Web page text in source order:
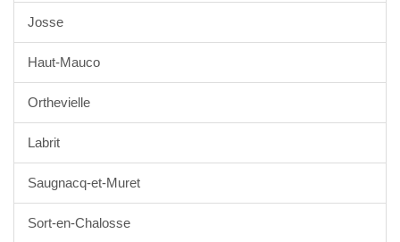
Josse
Haut-Mauco
Orthevielle
Labrit
Saugnacq-et-Muret
Sort-en-Chalosse